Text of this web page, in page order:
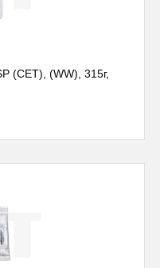
(CET), (WW), 315г,